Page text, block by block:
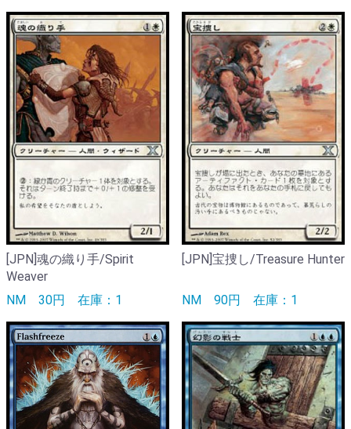
[JPN]魂の織り手/Spirit
Weaver
NM 30円 在庫：1
[JPN]宝捜し/Treasure Hunter
NM 90円 在庫：1